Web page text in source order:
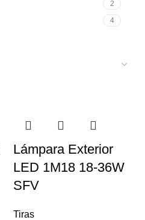
2
4
Lámpara Exterior
LED 1M18 18-36W
SFV
Tiras